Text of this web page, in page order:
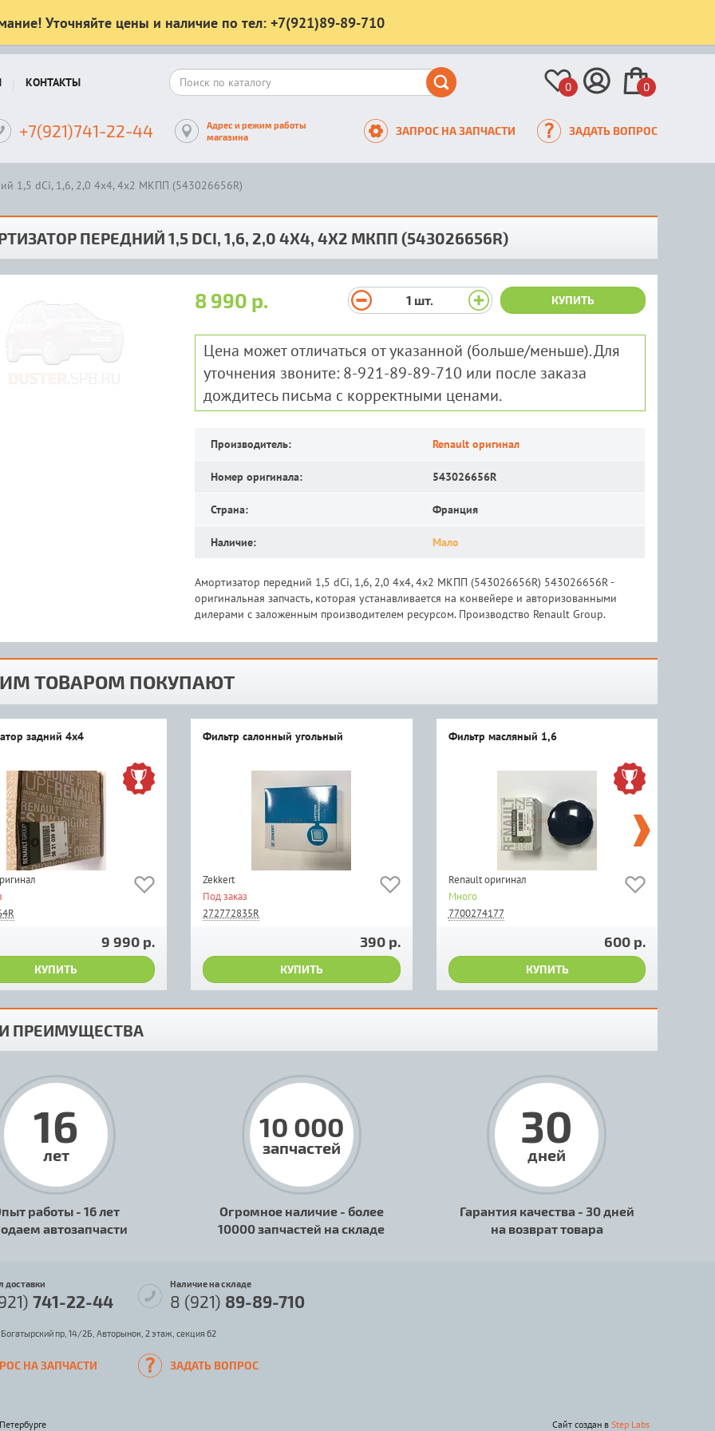
Уточняйте цены и наличие по тел: +7(921)89-89-710
КОНТАКТЫ 0 0
+7(921)741-22-44
Адрес и режим работы
магазина
ЗАПРОС НА ЗАПЧАСТИ ЗАДАТЬ ВОПРОС
1,5 dCi, 1,6, 2,0 4х4, 4х2 МКПП (543026656R)
ПЕРЕДНИЙ 1,5 DCI, 1,6, 2,0 4Х4, 4Х2 МКПП (543026656R)
8 990 р. 1 шт. КУПИТЬ
Цена может отличаться от указанной (больше/меньше). Для
уточнения звоните: 8-921-89-89-710 или после заказа
дождитесь письма с корректными ценами.
Производитель: Renault оригинал
Номер оригинала: 543026656R
Страна: Франция
Наличие: Мало
Амортизатор передний 1,5 dCi, 1,6, 2,0 4х4, 4х2 МКПП (543026656R) 543026656R -
оригинальная запчасть, которая устанавливается на конвейере и авторизованными
дилерами с заложенным производителем ресурсом. Производство Renault Group.
ТОВАРОМ ПОКУПАЮТ
задний 4х4
9 990 р.
КУПИТЬ
Фильтр салонный угольный
Zekkert
Под заказ
272772835R
390 р.
КУПИТЬ
Фильтр масляный 1,6
Renault оригинал
Много
7700274177
600 р.
КУПИТЬ
ПРЕИМУЩЕСТВА
16
лет
работы - 16 лет
автозапчасти
10 000
запчастей
Огромное наличие - более
10000 запчастей на складе
30
дней
Гарантия качества - 30 дней
на возврат товара
доставки
741-22-44
Наличие на складе
8 (921) 89-89-710
пр, 14/2Б, Авторынок, 2 этаж, секция 62
НА ЗАПЧАСТИ ЗАДАТЬ ВОПРОС
Сайт создан в Step Labs